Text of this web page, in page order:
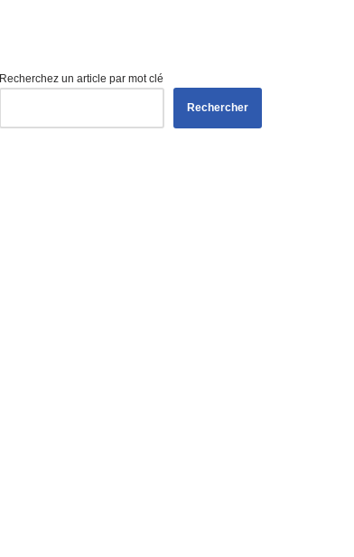
Recherchez un article par mot clé
Rechercher